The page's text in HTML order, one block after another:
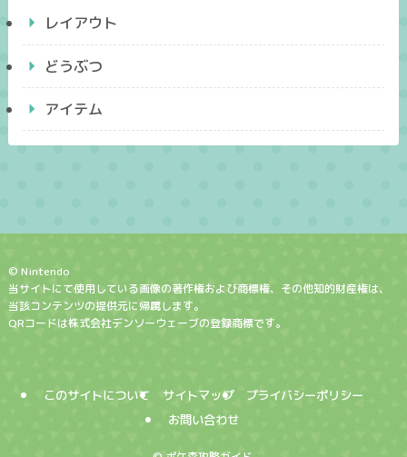
レイアウト
どうぶつ
アイテム
© Nintendo
当サイトにて使用している画像の著作権および商標権、その他知的財産権は、
当該コンテンツの提供元に帰属します。
QRコードは株式会社デンソーウェーブの登録商標です。
このサイトについて サイトマップ
プライバシーポリシー
お問い合わせ